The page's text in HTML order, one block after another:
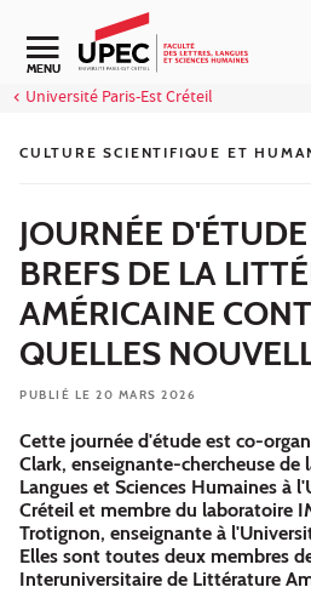
Aller au contenu
Navigation secondaire
MENU
Université Paris-Est Créteil
CULTURE SCIENTIFIQUE ET
JOURNÉE
BREFS DE LA
AMÉRICAINE
QUELLES
PUBLIÉ LE 20 MARS 2026
Cette journée d'étude est co-
Clark, enseignante-chercheuse de
Langues et Sciences Humaines à
Créteil et membre du laboratoire
Trotignon, enseignante à
Elles sont toutes deux membres
Interuniversitaire de Littérature